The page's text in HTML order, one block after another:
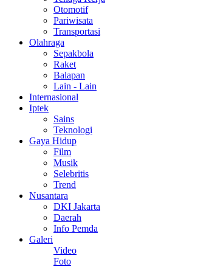
Otomotif
Pariwisata
Transportasi
Olahraga
Sepakbola
Raket
Balapan
Lain - Lain
Internasional
Iptek
Sains
Teknologi
Gaya Hidup
Film
Musik
Selebritis
Trend
Nusantara
DKI Jakarta
Daerah
Info Pemda
Galeri
Video
Foto